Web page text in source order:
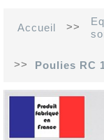
Accueil >>
>> Poulies RC